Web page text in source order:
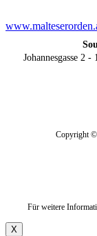
Johannesgasse 2
Copyright ©
Für weitere
X